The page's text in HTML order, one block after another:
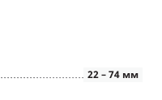
22 – 74 мм